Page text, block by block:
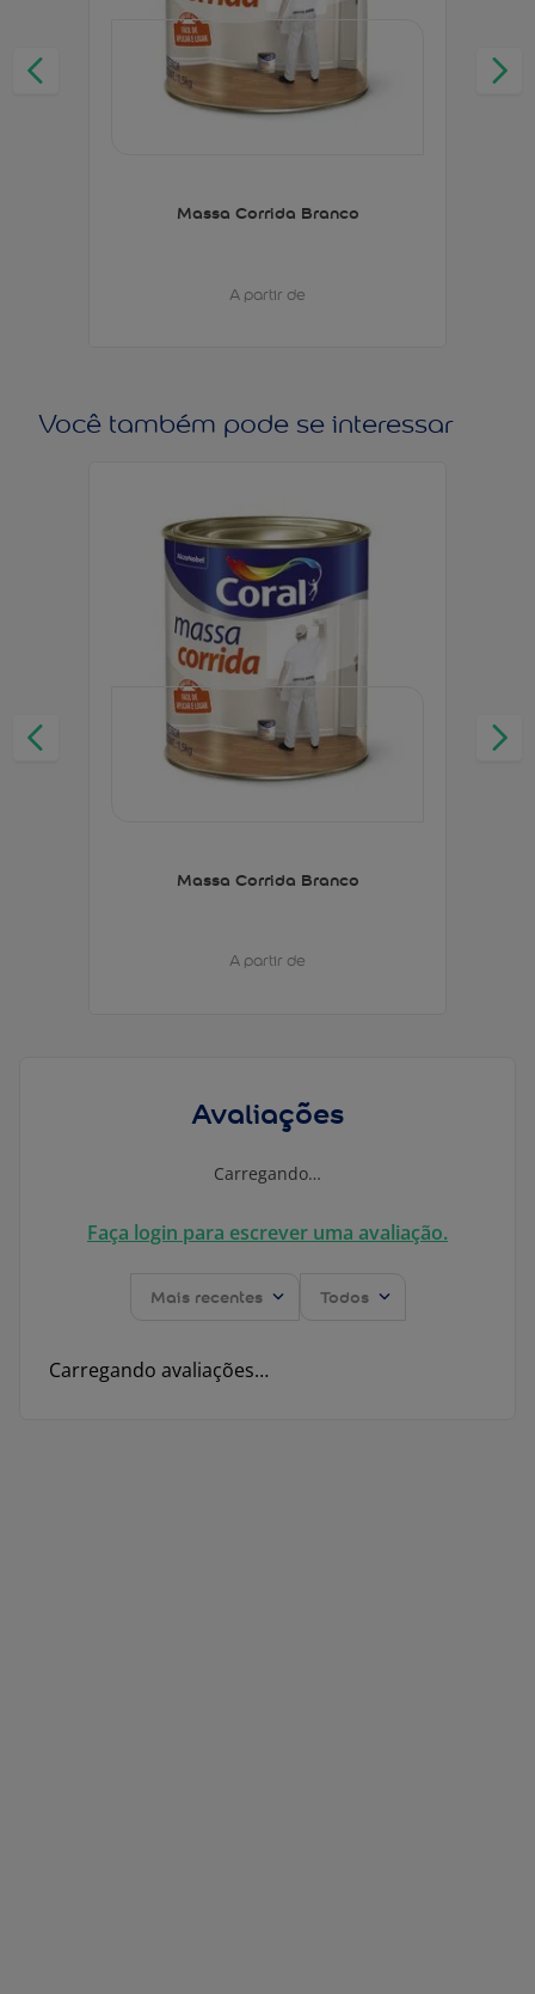
Massa Corrida Branco
A partir de
Você também pode se interessar
Massa Corrida Branco
A partir de
Avaliações
Carregando…
Faça login para escrever uma avaliação.
Mais recentes Todos
Carregando avaliações…